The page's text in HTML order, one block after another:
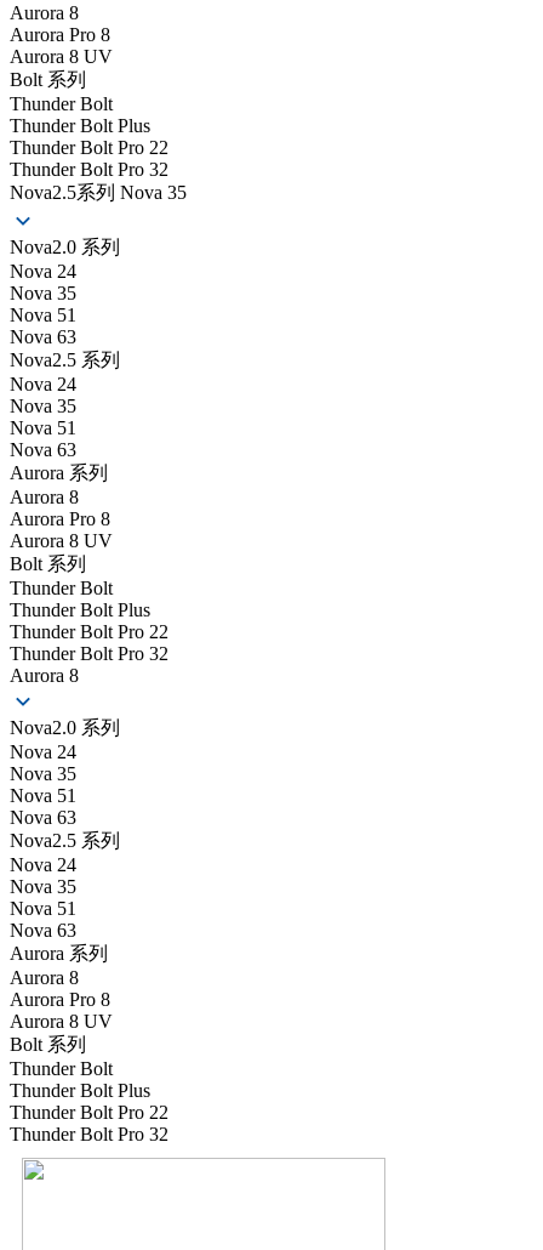
Aurora 8
Aurora Pro 8
Aurora 8 UV
Bolt 系列
Thunder Bolt
Thunder Bolt Plus
Thunder Bolt Pro 22
Thunder Bolt Pro 32
Nova2.5系列 Nova 35
Nova2.0 系列
Nova 24
Nova 35
Nova 51
Nova 63
Nova2.5 系列
Nova 24
Nova 35
Nova 51
Nova 63
Aurora 系列
Aurora 8
Aurora Pro 8
Aurora 8 UV
Bolt 系列
Thunder Bolt
Thunder Bolt Plus
Thunder Bolt Pro 22
Thunder Bolt Pro 32
Aurora 8
Nova2.0 系列
Nova 24
Nova 35
Nova 51
Nova 63
Nova2.5 系列
Nova 24
Nova 35
Nova 51
Nova 63
Aurora 系列
Aurora 8
Aurora Pro 8
Aurora 8 UV
Bolt 系列
Thunder Bolt
Thunder Bolt Plus
Thunder Bolt Pro 22
Thunder Bolt Pro 32